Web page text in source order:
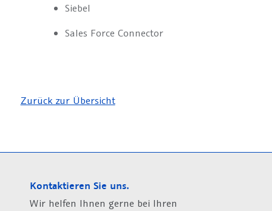
Siebel
Sales Force Connector
Zurück zur Übersicht
Kontaktieren Sie uns.
Wir helfen Ihnen gerne bei Ihren